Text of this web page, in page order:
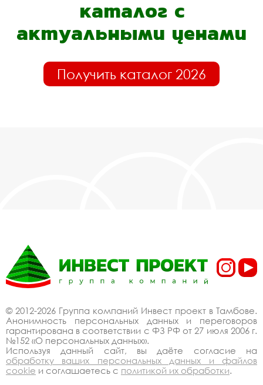
каталог с
актуальными ценами
Получить каталог 2026
© 2012-2026 Группа компаний Инвест проект в Тамбове.
Анонимность персональных данных и переговоров
гарантирована в соответствии с ФЗ РФ от 27 июля 2006 г.
№152 «О персональных данных».
Используя данный сайт, вы даёте согласие на
обработку ваших персональных данных и файлов
cookie и соглашаетесь с политикой их обработки.